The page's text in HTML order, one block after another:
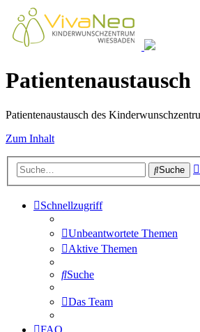
Patientenaustausch
Patientenaustausch des
Zum Inhalt
Suche
Schnellzugriff
Unbeantwortete Themen
Aktive Themen
Suche
Das Team